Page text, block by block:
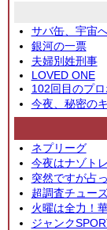
サバ缶、宇宙
銀河の一票
夫婦別姓刑事
LOVED ONE
102回目のプ
今夜、秘密の
ネプリーグ
今夜はナゾトレ
突然ですが占
超調査チュー
火曜は全力！
ジャンク